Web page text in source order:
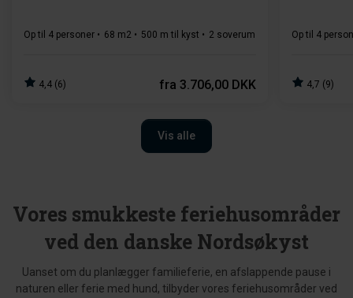
Op til 4 personer 68 m2 500 m til kyst 2 soverum 1 badeværelse(r)
4,4 (6) fra 3.706,00 DKK
Op til 4
4,7 (9)
Vis alle
Vores smukkeste feriehusområder
ved den danske Nordsøkyst
Uanset om du planlægger familieferie, en afslappende pause i
naturen eller ferie med hund, tilbyder vores feriehusområder ved